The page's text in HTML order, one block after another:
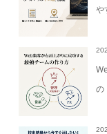
や
の